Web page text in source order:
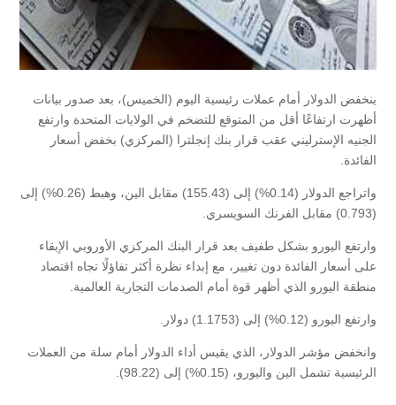
ينخفض الدولار أمام عملات رئيسية اليوم (الخميس)، بعد صدور بيانات
أظهرت ارتفاعًا أقل من المتوقع للتضخم في الولايات المتحدة وارتفع
الجنيه الإسترليني عقب قرار بنك إنجلترا (المركزي) بخفض أسعار
الفائدة.
واتراجع الدولار (0.14%) إلى (155.43) مقابل الين، وهبط (0.26%) إلى
(0.793) مقابل الفرنك السويسري.
وارتفع اليورو بشكل طفيف بعد قرار البنك المركزي الأوروبي الإبقاء
على أسعار الفائدة دون تغيير، مع إبداء نظرة أكثر تفاؤلًا تجاه اقتصاد
منطقة اليورو الذي أظهر قوة أمام الصدمات التجارية العالمية.
وارتفع اليورو (0.12%) إلى (1.1753) دولار.
وانخفض مؤشر الدولار، الذي يقيس أداء الدولار أمام سلة من العملات
الرئيسية تشمل الين واليورو، (0.15%) إلى (98.22).